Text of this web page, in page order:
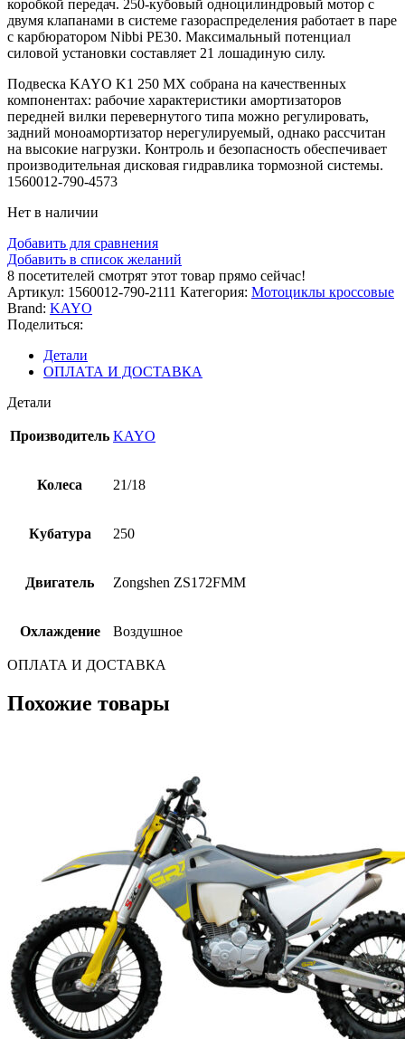
коробкой передач. 250-кубовый одноцилиндровый мотор с
двумя клапанами в системе газораспределения работает в паре
с карбюратором Nibbi PE30. Максимальный потенциал
силовой установки составляет 21 лошадиную силу.
Подвеска KAYO K1 250 MX собрана на качественных
компонентах: рабочие характеристики амортизаторов
передней вилки перевернутого типа можно регулировать,
задний моноамортизатор нерегулируемый, однако рассчитан
на высокие нагрузки. Контроль и безопасность обеспечивает
производительная дисковая гидравлика тормозной системы.
1560012-790-4573
Нет в наличии
Добавить для сравнения
Добавить в список желаний
8 посетителей смотрят этот товар прямо сейчас!
Артикул: 1560012-790-2111 Категория: Мотоциклы кроссовые
Brand: KAYO
Поделиться:
Детали
ОПЛАТА И ДОСТАВКА
Детали
Производитель KAYO
Колеса 21/18
Кубатура 250
Двигатель Zongshen ZS172FMM
Охлаждение Воздушное
ОПЛАТА И ДОСТАВКА
Похожие товары